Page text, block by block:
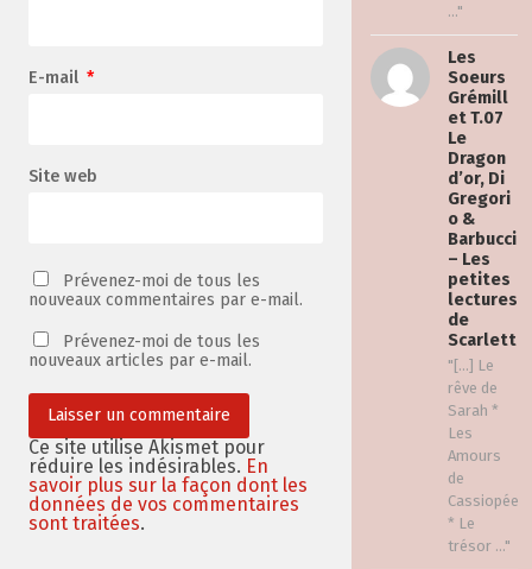
..."
Les
Soeurs
Grémill
et T.07
Le
Dragon
d’or, Di
Gregori
o &
Barbucci
– Les
petites
lectures
de
Scarlett
"[…] Le
rêve de
Sarah *
Les
Amours
de
Cassiopée
* Le
trésor ..."
E-mail *
Site web
Prévenez-moi de tous les
nouveaux commentaires par e-mail.
Prévenez-moi de tous les
nouveaux articles par e-mail.
Ce site utilise Akismet pour
réduire les indésirables. En
savoir plus sur la façon dont les
données de vos commentaires
sont traitées.